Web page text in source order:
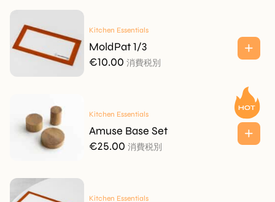
Kitchen Essentials
MoldPat 1/3
€10.00 消費税別
Kitchen Essentials
Amuse Base Set
€25.00 消費税別
Kitchen Essentials